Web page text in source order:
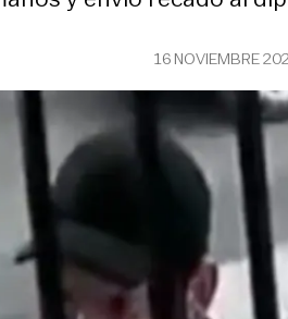
16 NOVIEMBRE